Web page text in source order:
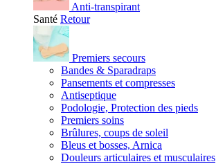
Anti-transpirant
Santé Retour
Premiers secours
Bandes & Sparadraps
Pansements et compresses
Antiseptique
Podologie, Protection des pieds
Premiers soins
Brûlures, coups de soleil
Bleus et bosses, Arnica
Douleurs articulaires et musculaires